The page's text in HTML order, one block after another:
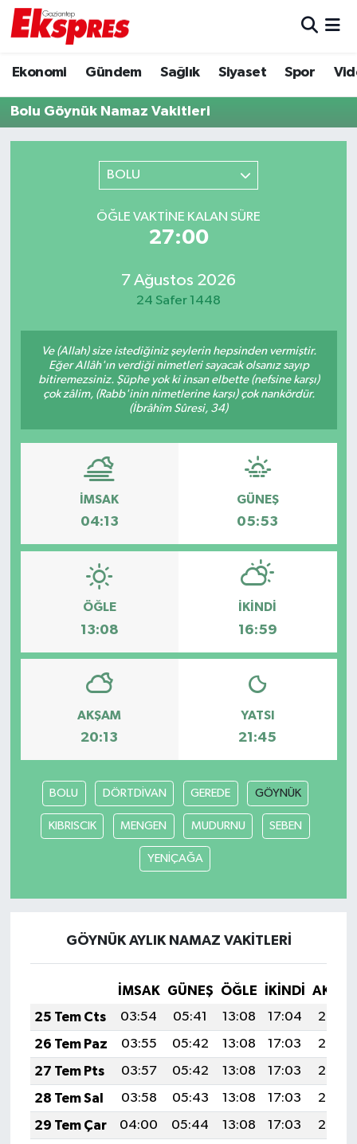
Ekonomi Gündem Sağlık Siyaset Spor
Bolu Göynük Namaz Vakitleri
BOLU
ÖĞLE VAKTINE KALAN SÜRE
27:00
7 Ağustos 2026
24 Safer 1448
Ve (Allah) size istediğiniz şeylerin hepsinden vermiştir.
Eğer Allâh'ın verdiği nimetleri sayacak olsanız sayıp
bitiremezsiniz. Şüphe yok ki insan elbette (nefsine karşı)
çok zâlim, (Rabb'inin nimetlerine karşı) çok nankördür.
(İbrâhîm Sûresi, 34)
İMSAK
04:13
GÜNEŞ
05:53
ÖĞLE
13:08
İKINDI
16:59
AKŞAM
20:13
YATSI
21:45
BOLU DÖRTDİVAN GEREDE GÖYNÜK
KIBRISCIK MENGEN MUDURNU SEBEN
YENİÇAĞA
GÖYNÜK AYLIK NAMAZ VAKITLERI
İMSAK GÜNEŞ ÖĞLE İKINDI
25 Tem Cts
03:54 05:41 13:08 17:04
20:26
26 Tem Paz
03:55 05:42 13:08 17:03
20:25
27 Tem Pts
03:57 05:42 13:08 17:03
20:24
28 Tem Sal
03:58 05:43 13:08 17:03
20:24
29 Tem Çar
04:00 05:44 13:08 17:03
20:23
Ekonomi
Gaziantep son dakika
Gündem
Magazin
Müzik
Resmi İlanlar
Sağlık
Sinemalar
Siyaset
Türkiye
Yaşam
Yeme-İçme
Trafik Durumu
Puan Durumu ve Fikstür
Tüm Manşetler
Son Dakika Haberleri